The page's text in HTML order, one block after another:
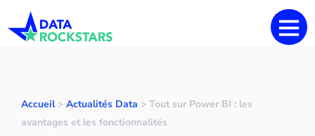
Accueil>Actualités Data >Tout sur Power BI : les
avantages et les fonctionnalités